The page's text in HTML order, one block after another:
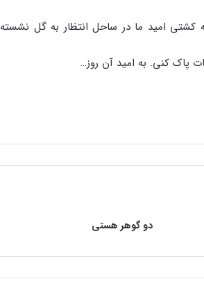
کشتی امید ما در ساحل انتظار به گل نشسته
پاک کنی. به امید آن روز…
دو گوهر هستی